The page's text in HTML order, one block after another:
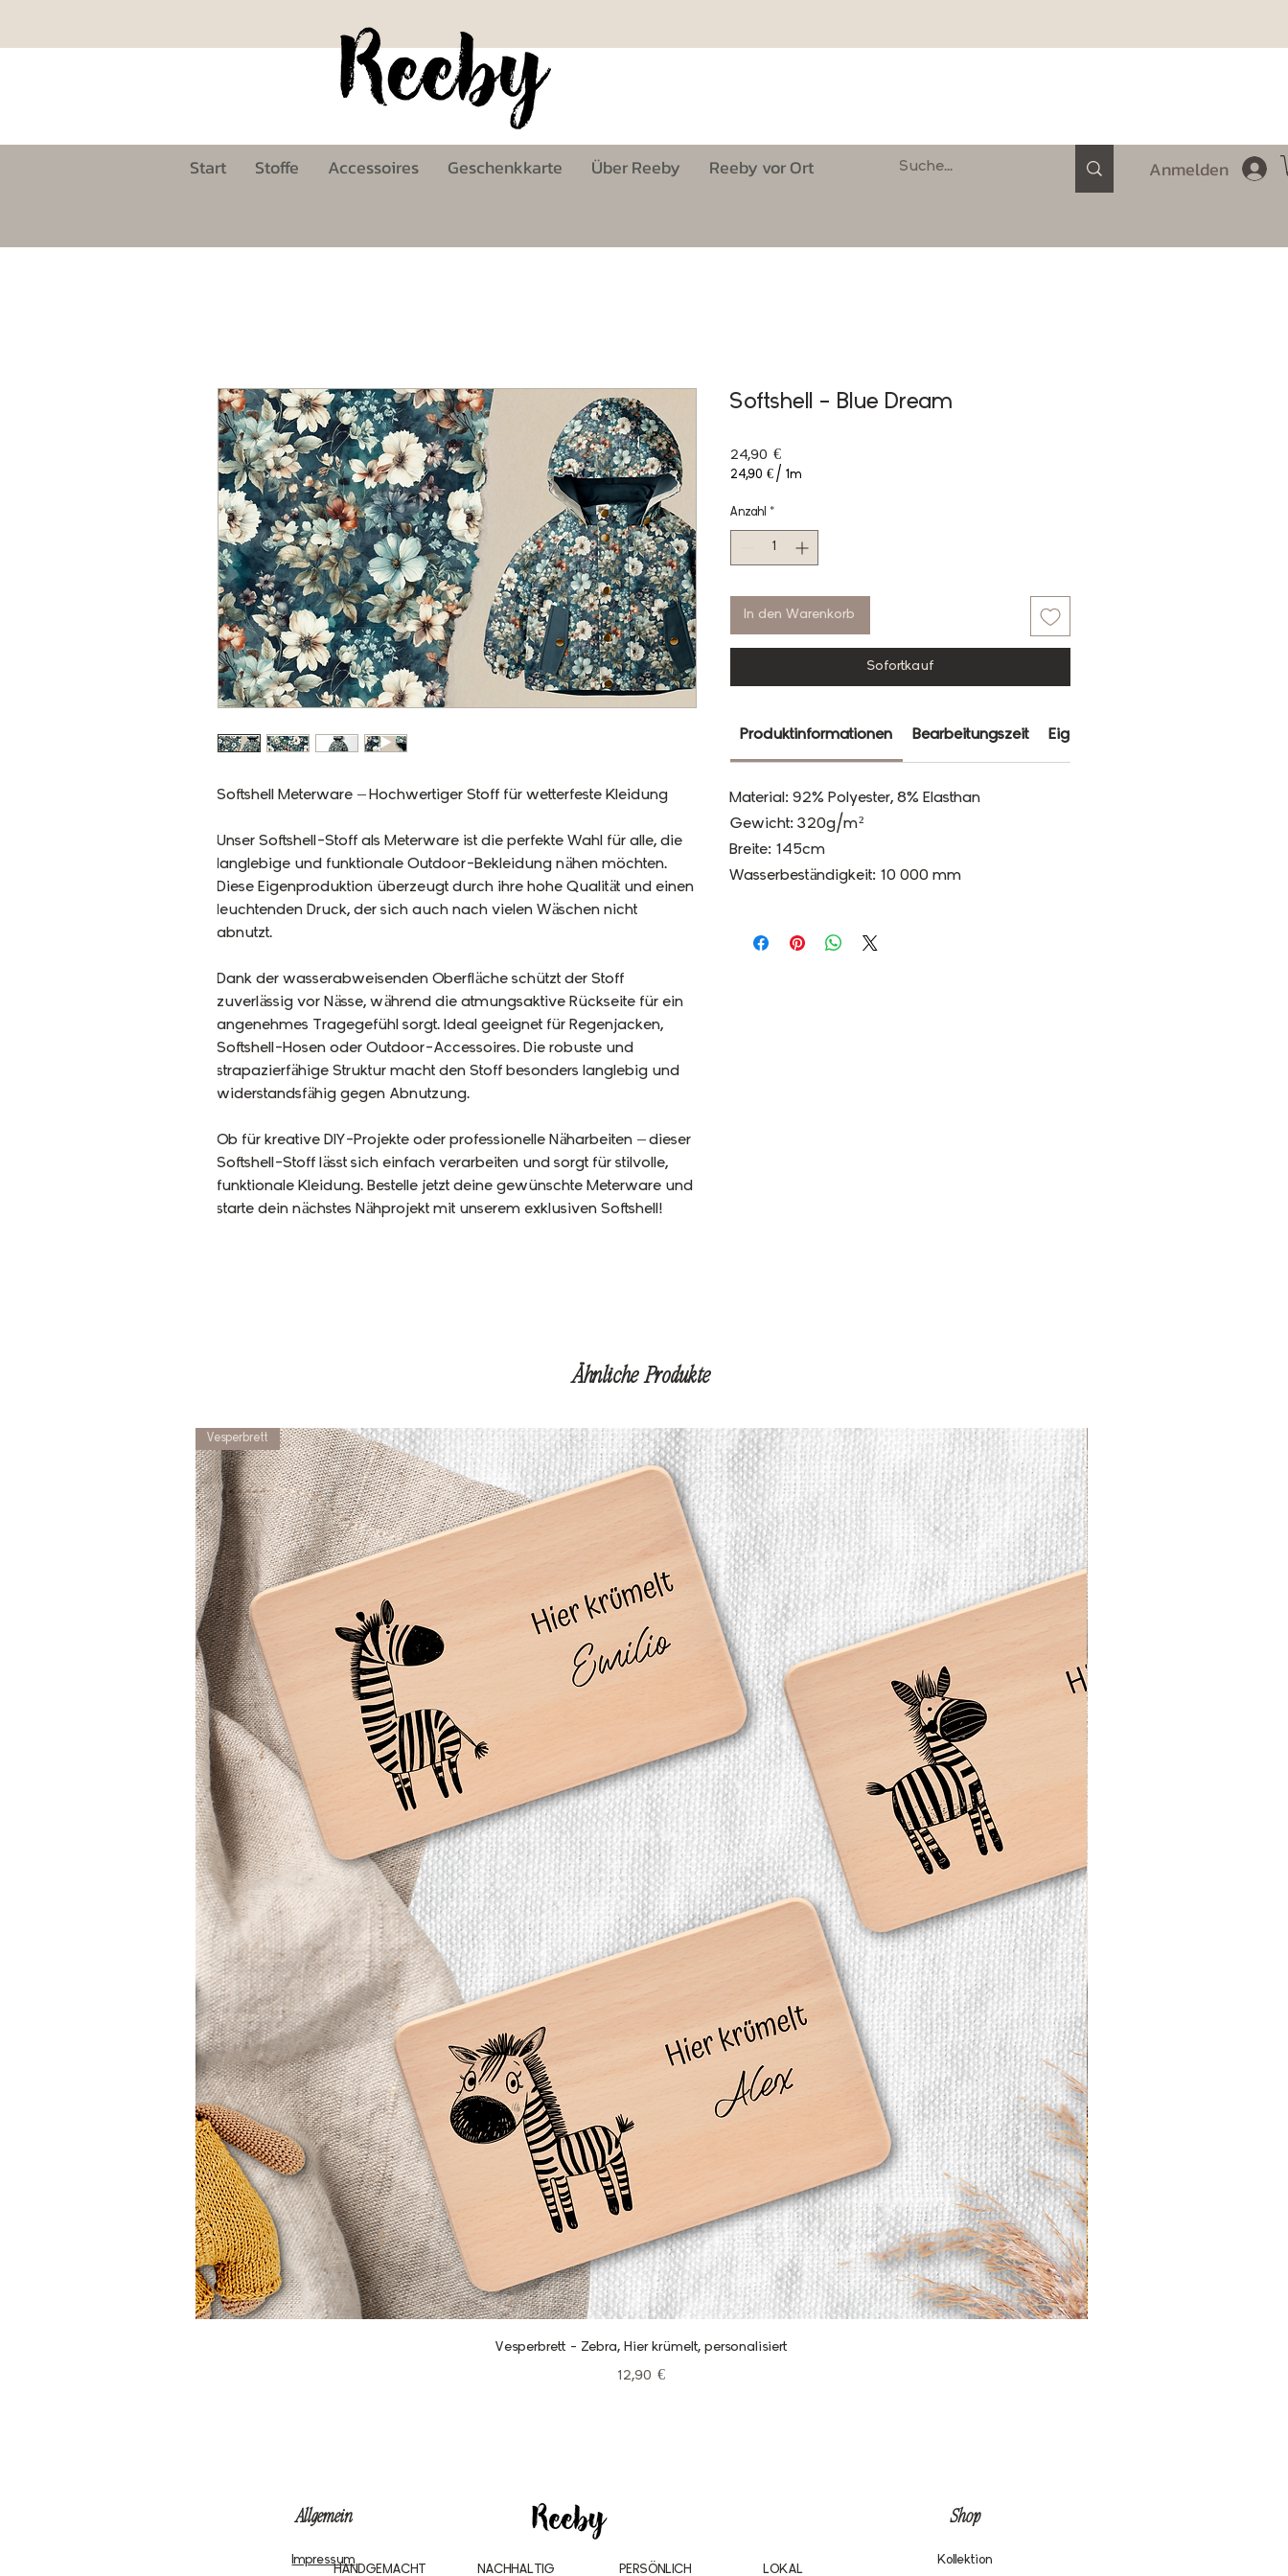
Start Stoffe Accessoires Geschenkkarte Über Reeby Reeby vor Ort Anmelden
Softshell Meterware – Hochwertiger Stoff für wetterfeste Kleidung
Unser Softshell-Stoff als Meterware ist die perfekte Wahl für alle, die
langlebige und funktionale Outdoor-Bekleidung nähen möchten.
Diese Eigenproduktion überzeugt durch ihre hohe Qualität und einen
leuchtenden Druck, der sich auch nach vielen Wäschen nicht
abnutzt.
Dank der wasserabweisenden Oberfläche schützt der Stoff
zuverlässig vor Nässe, während die atmungsaktive Rückseite für ein
angenehmes Tragegefühl sorgt. Ideal geeignet für Regenjacken,
Softshell-Hosen oder Outdoor-Accessoires. Die robuste und
strapazierfähige Struktur macht den Stoff besonders langlebig und
widerstandsfähig gegen Abnutzung.
Ob für kreative DIY-Projekte oder professionelle Näharbeiten – dieser
Softshell-Stoff lässt sich einfach verarbeiten und sorgt für stilvolle,
funktionale Kleidung. Bestelle jetzt deine gewünschte Meterware und
starte dein nächstes Nähprojekt mit unserem exklusiven Softshell!
Softshell - Blue Dream
24,90 €Preis
24,90 € / 1m
pro
1
Anzahl *
In den Warenkorb
Sofortkauf
Produktinformationen Bearbeitungszeit Eigenschaften
Material: 92% Polyester, 8% Elasthan
Gewicht: 320g/m²
Breite: 145cm
Wasserbeständigkeit: 10 000 mm
Ähnliche Produkte
Schnellansicht
Vesperbrett
Vesperbrett - Zebra, Hier krümelt, personalisiert
Preis
12,90 €
Allgemein
Impressum
HANDGEMACHT NACHHALTIG PERSÖNLICH LOKAL
Shop
Kollektion